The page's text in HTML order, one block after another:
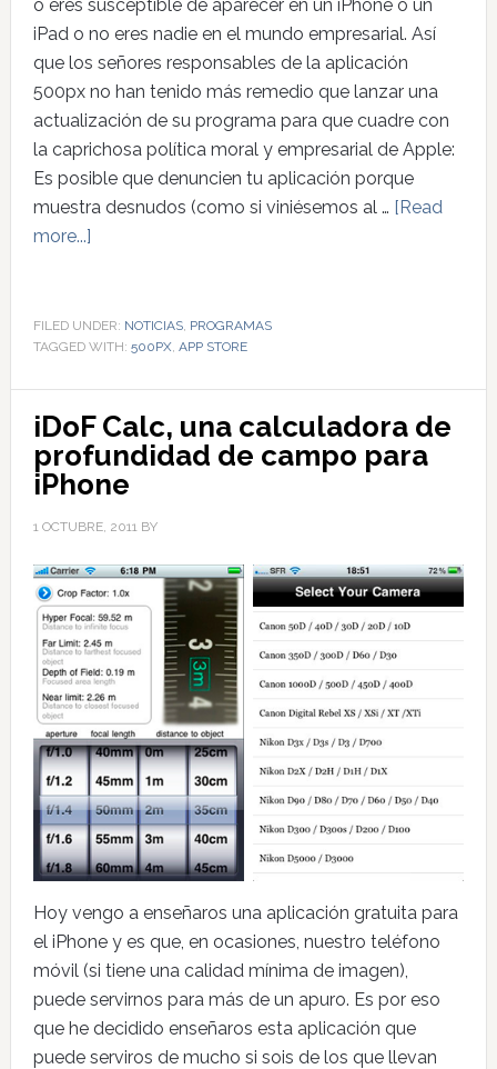
o eres susceptible de aparecer en un iPhone o un
iPad o no eres nadie en el mundo empresarial. Así
que los señores responsables de la aplicación
500px no han tenido más remedio que lanzar una
actualización de su programa para que cuadre con
la caprichosa política moral y empresarial de Apple:
Es posible que denuncien tu aplicación porque
muestra desnudos (como si viniésemos al … [Read
more...]
FILED UNDER: NOTICIAS, PROGRAMAS
TAGGED WITH: 500PX, APP STORE
iDoF Calc, una calculadora de
profundidad de campo para
iPhone
1 OCTUBRE, 2011BY
Hoy vengo a enseñaros una aplicación gratuita para
el iPhone y es que, en ocasiones, nuestro teléfono
móvil (si tiene una calidad mínima de imagen),
puede servirnos para más de un apuro. Es por eso
que he decidido enseñaros esta aplicación que
puede serviros de mucho si sois de los que llevan